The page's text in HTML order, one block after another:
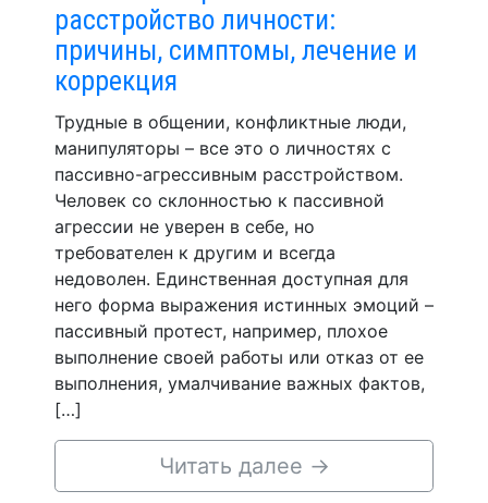
расстройство личности:
причины, симптомы, лечение и
коррекция
Трудные в общении, конфликтные люди,
манипуляторы – все это о личностях с
пассивно-агрессивным расстройством.
Человек со склонностью к пассивной
агрессии не уверен в себе, но
требователен к другим и всегда
недоволен. Единственная доступная для
него форма выражения истинных эмоций –
пассивный протест, например, плохое
выполнение своей работы или отказ от ее
выполнения, умалчивание важных фактов,
[…]
Читать далее →